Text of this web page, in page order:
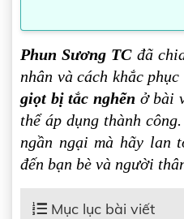
Phun Sương TCđã
nhân và cách khắc
giọt bị tắc nghẽn ở bài
thể áp dụng thành
ngần ngại mà hãy lan
đến bạn bè và người
Mục lục bài viết